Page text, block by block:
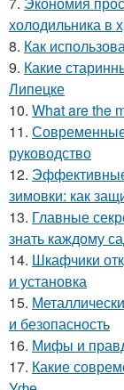
холодильника в
8. Как
9. Какие
Липецке
10. What are the
11.
руководство
12.
зимовки: как
13. Главные
знать каждому
14. Шкафчики
и установка
15.
и безопасность
16. Мифы и
17. Какие